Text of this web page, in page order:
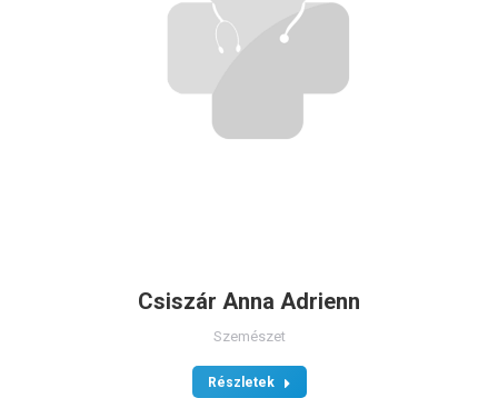
Csiszár Anna Adrienn
Szemészet
Részletek